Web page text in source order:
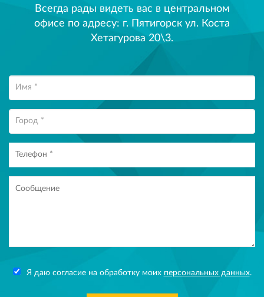
Всегда рады видеть вас в центральном
офисе по адресу: г. Пятигорск ул. Коста
Хетагурова 20\3.
Я даю согласие на обработку моих персональных данных.